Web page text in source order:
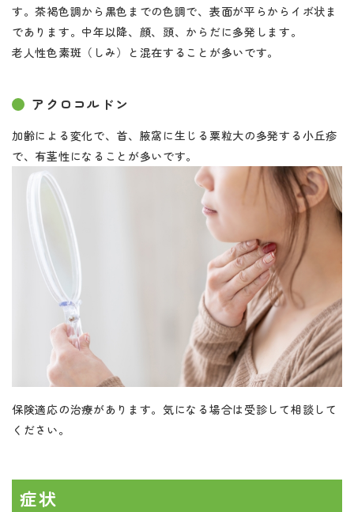
す。茶褐色調から黒色までの色調で、表面が平らからイボ状ま
であります。中年以降、顔、頭、からだに多発します。
老人性色素斑（しみ）と混在することが多いです。
アクロコルドン
加齢による変化で、首、腋窩に生じる粟粒大の多発する小丘疹
で、有茎性になることが多いです。
保険適応の治療があります。気になる場合は受診して相談して
ください。
症状